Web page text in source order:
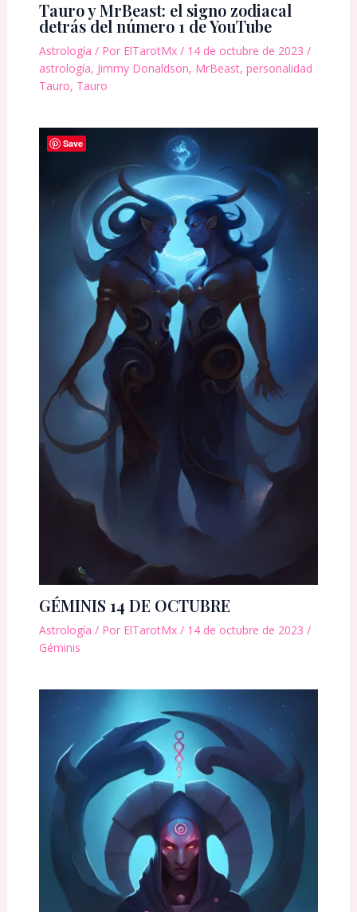
Tauro y MrBeast: el signo zodiacal
detrás del número 1 de YouTube
Astrología / Por ElTarotMx / 14 de octubre de 2023 /
astrología, Jimmy Donaldson, MrBeast, personalidad
Tauro, Tauro
GÉMINIS 14 DE OCTUBRE
Astrología / Por ElTarotMx / 14 de octubre de 2023 /
Géminis
Save